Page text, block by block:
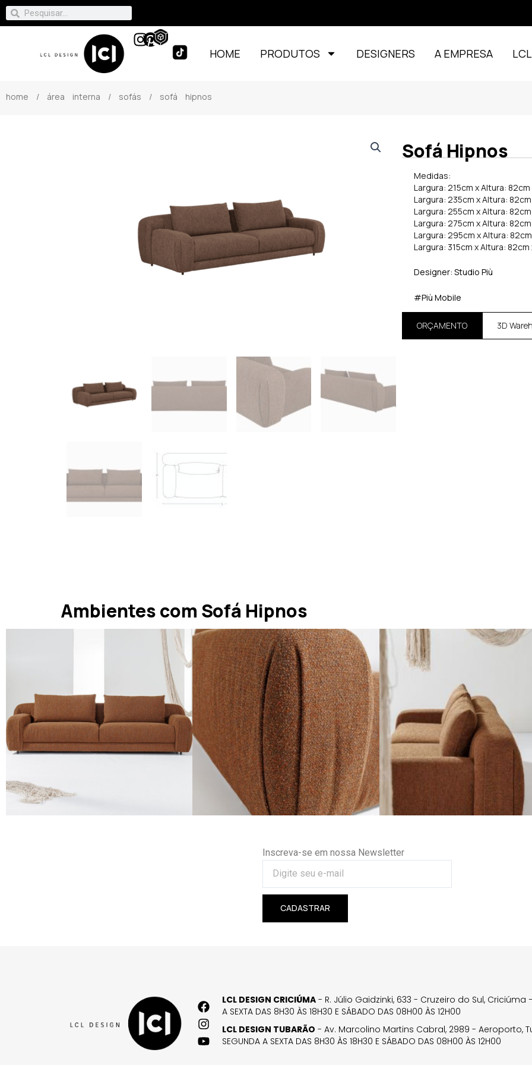
HOME PRODUTOS DESIGNERS A EMPRESA
home / área interna / sofás / sofá hipnos
Sofá Hipnos
Medidas:
Largura: 215cm x Altura:
Largura: 235cm x Altura:
Largura: 255cm x Altura:
Largura: 275cm x Altura:
Largura: 295cm x Altura:
Largura: 315cm x Altura:
Designer: Studio Più
#Più Mobile
ORÇAMENTO 3D
Ambientes com Sofá Hipnos
Inscreva-se em nossa Newsletter
CADASTRAR
LCL DESIGN CRICIÚMA - R. Júlio Gaidzinki, 633 - Cruzeiro do Sul, Criciúma
A SEXTA DAS 8H30 ÀS 18H30 E SÁBADO DAS 08H00 ÀS 12H00
LCL DESIGN TUBARÃO - Av. Marcolino Martins Cabral, 2989 - Aeroporto,
SEGUNDA A SEXTA DAS 8H30 ÀS 18H30 E SÁBADO DAS 08H00 ÀS 12H00